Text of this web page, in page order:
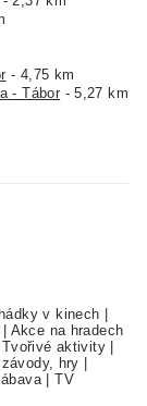
- 4,75 km
- Tábor - 5,27 km
v kinech
Akce na hradech
Tvořivé aktivity
hry
|TV